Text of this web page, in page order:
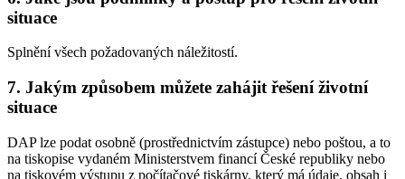
situace
Splnění všech požadovaných náležitostí.
7. Jakým způsobem můžete zahájit řešení životní
situace
DAP lze podat osobně (prostřednictvím zástupce) nebo poštou, a to
na tiskopise vydaném Ministerstvem financí České republiky nebo
na tiskovém výstupu z počítačové tiskárny, který má údaje, obsah i